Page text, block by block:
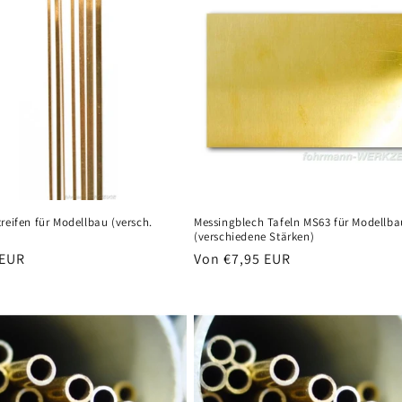
für Modellbau (versch.
Messingblech Tafeln MS63 für
(verschiedene Stärken)
Normaler
Von €7,95 EUR